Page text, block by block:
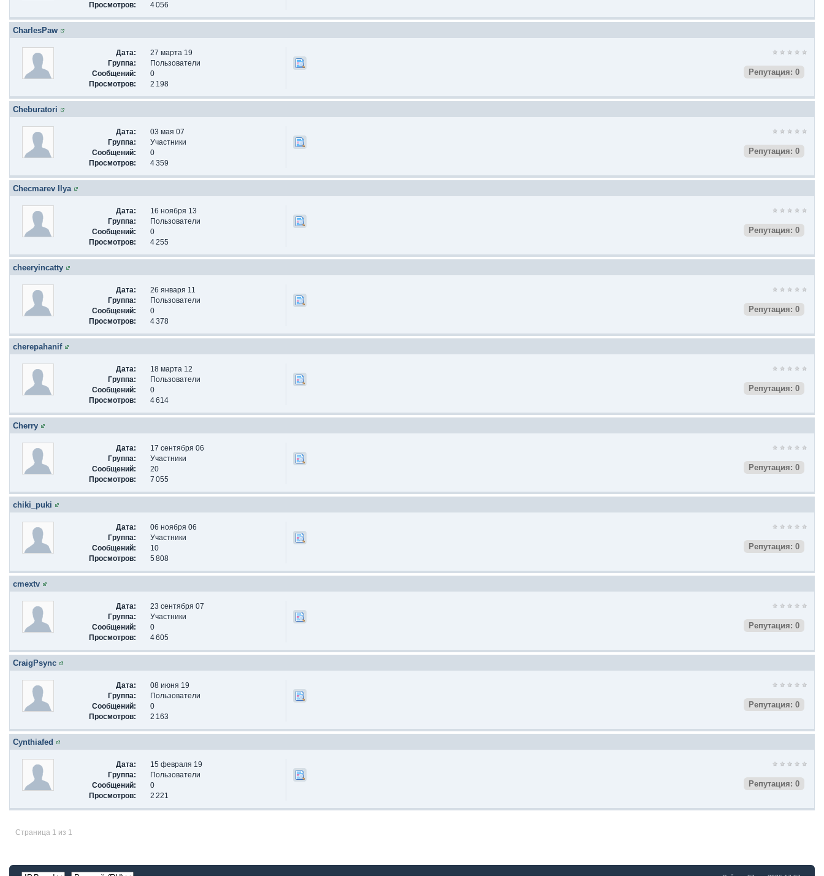
Просмотров:
4 056
CharlesPaw
Дата:
27 марта 19
Группа:
Пользователи
Сообщений:
0
Просмотров:
2 198
Репутация: 0
Cheburatori
Дата:
03 мая 07
Группа:
Участники
Сообщений:
0
Просмотров:
4 359
Репутация: 0
Checmarev Ilya
Дата:
16 ноября 13
Группа:
Пользователи
Сообщений:
0
Просмотров:
4 255
Репутация: 0
cheeryincatty
Дата:
26 января 11
Группа:
Пользователи
Сообщений:
0
Просмотров:
4 378
Репутация: 0
cherepahanif
Дата:
18 марта 12
Группа:
Пользователи
Сообщений:
0
Просмотров:
4 614
Репутация: 0
Cherry
Дата:
17 сентября 06
Группа:
Участники
Сообщений:
20
Просмотров:
7 055
Репутация: 0
chiki_puki
Дата:
06 ноября 06
Группа:
Участники
Сообщений:
10
Просмотров:
5 808
Репутация: 0
cmextv
Дата:
23 сентября 07
Группа:
Участники
Сообщений:
0
Просмотров:
4 605
Репутация: 0
CraigPsync
Дата:
08 июня 19
Группа:
Пользователи
Сообщений:
0
Просмотров:
2 163
Репутация: 0
Cynthiafed
Дата:
15 февраля 19
Группа:
Пользователи
Сообщений:
0
Просмотров:
2 221
Репутация: 0
Страница 1 из 1